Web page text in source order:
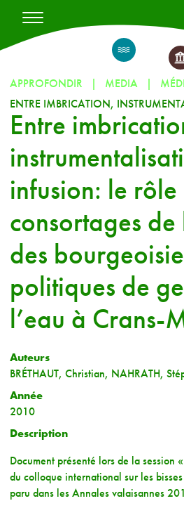
APPROFONDIR MEDIA
Entre
infusion: le rôle
consortages de
des
politiques de
l’eau à Crans-
Auteurs
BRÉTHAUT, Christian, NAHRATH,
Année
2010
Description
Document présenté lors de la session
du colloque international sur les
paru dans les Annales valaisannes